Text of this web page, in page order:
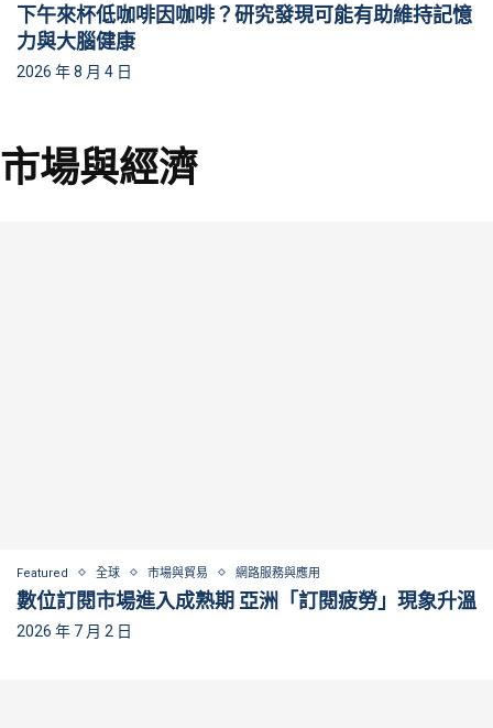
下午來杯低咖啡因咖啡？研究發現可能有助維持記憶
力與大腦健康
2026 年 8 月 4 日
市場與經濟
Featured 全球 市場與貿易 網路服務與應用
數位訂閱市場進入成熟期 亞洲「訂閱疲勞」現象升溫
2026 年 7 月 2 日